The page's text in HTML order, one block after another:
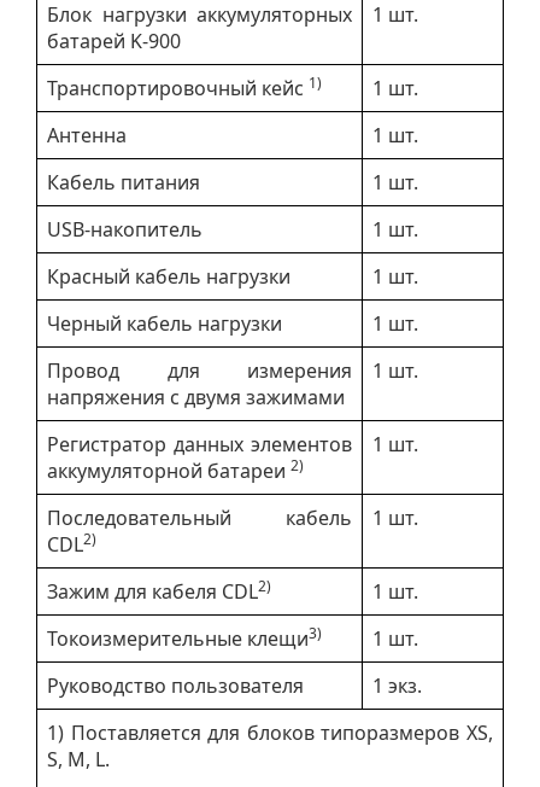
Блок нагрузки аккумуляторных
батарей K-900
1 шт.
Транспортировочный кейс 1)
1 шт.
Антенна
1 шт.
Кабель питания
1 шт.
USB-накопитель
1 шт.
Красный кабель нагрузки
1 шт.
Черный кабель нагрузки
1 шт.
Провод для измерения
напряжения с двумя зажимами
1 шт.
Регистратор данных элементов
аккумуляторной батареи 2)
1 шт.
Последовательный кабель
CDL2)
1 шт.
Зажим для кабеля CDL2)
1 шт.
Токоизмерительные клещи3)
1 шт.
Руководство пользователя
1 экз.
1) Поставляется для блоков типоразмеров XS,
S, M, L.